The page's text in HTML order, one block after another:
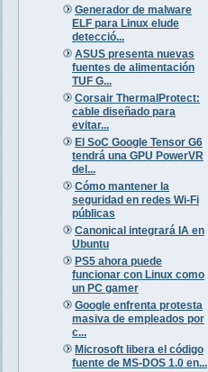
Generador de malware
ELF para Linux elude
detecció...
ASUS presenta nuevas
fuentes de alimentación
TUF G...
Corsair ThermalProtect:
cable diseñado para
evitar...
El SoC Google Tensor G6
tendrá una GPU PowerVR
del...
Cómo mantener la
seguridad en redes Wi-Fi
públicas
Canonical integrará IA en
Ubuntu
PS5 ahora puede
funcionar con Linux como
un PC gamer
Google enfrenta protesta
masiva de empleados por
c...
Microsoft libera el código
fuente de MS-DOS 1.0 en...